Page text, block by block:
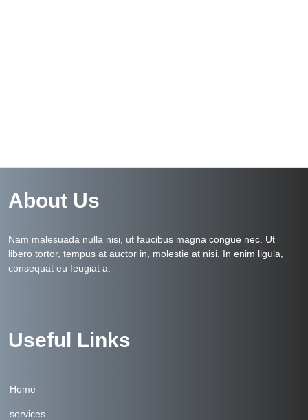
About Us
Nam malesuada nulla nisi, ut faucibus magna congue nec. Ut
libero tortor, tempus at auctor in, molestie at nisi. In enim ligula,
consequat eu feugiat a.
Useful Links
Home
services